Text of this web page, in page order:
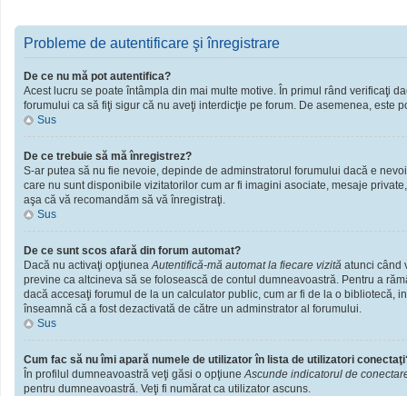
Probleme de autentificare şi înregistrare
De ce nu mă pot autentifica?
Acest lucru se poate întâmpla din mai multe motive. În primul rând verificaţi
forumului ca să fiţi sigur că nu aveţi interdicţie pe forum. De asemenea,
Sus
De ce trebuie să mă înregistrez?
S-ar putea să nu fie nevoie, depinde de adminstratorul forumului dacă e
care nu sunt disponibile vizitatorilor cum ar fi imagini asociate, mesaje
aşa că vă recomandăm să vă înregistraţi.
Sus
De ce sunt scos afară din forum automat?
Dacă nu activaţi opţiuneaAutentifică-mă automat la fiecare vizită atunci când
previne ca altcineva să se folosească de contul dumneavoastră. Pentru a
dacă accesaţi forumul de la un calculator public, cum ar fi de la o bibliotecă,
înseamnă că a fost dezactivată de către un adminstrator al forumului.
Sus
Cum fac să nu îmi apară numele de utilizator în lista de utilizatori
În profilul dumneavoastră veţi găsi o opţiuneAscunde indicatorul de
pentru dumneavoastră. Veţi fi numărat ca utilizator ascuns.